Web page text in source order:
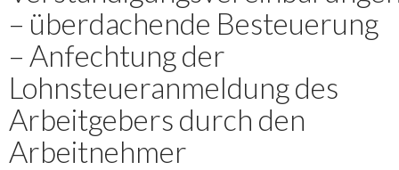
– überdachende Besteuerung
– Anfechtung der
Lohnsteueranmeldung des
Arbeitgebers durch den
Arbeitnehmer